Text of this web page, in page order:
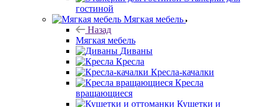
гостиной
Мягкая мебель
Назад
Мягкая мебель
Диваны
Кресла
Кресла-качалки
Кресла
вращающиеся
Кушетки и